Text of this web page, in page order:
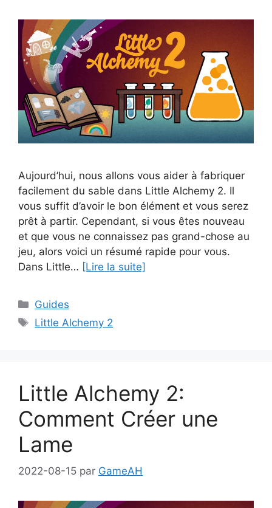
Aujourd’hui, nous allons vous aider à fabriquer
facilement du sable dans Little Alchemy 2. Il
vous suffit d’avoir le bon élément et vous serez
prêt à partir. Cependant, si vous êtes nouveau
et que vous ne connaissez pas grand-chose au
jeu, alors voici un résumé rapide pour vous.
Dans Little… [Lire la suite]
Catégories
Guides
Étiquettes
Little Alchemy 2
Little Alchemy 2:
Comment Créer une
Lame
2022-08-15 par GameAH